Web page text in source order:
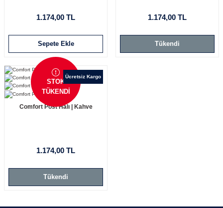
1.174,00 TL
Sepete Ekle
1.174,00 TL
Tükendi
STOK
TÜKENDİ
Ücretsiz Kargo
Comfort Post Halı | Kahve
1.174,00 TL
Tükendi